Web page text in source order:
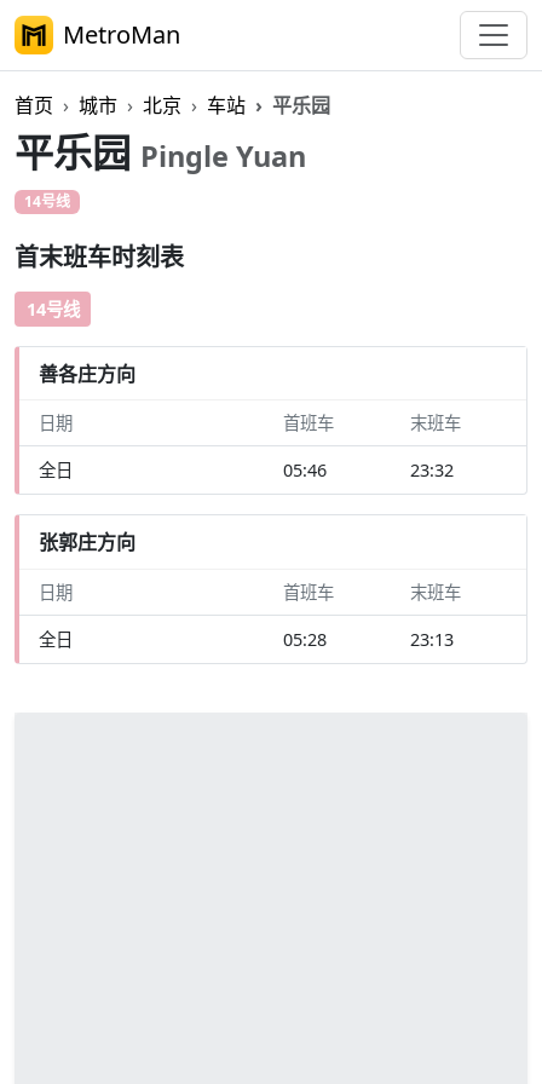
MetroMan
首页 城市 北京 车站 平乐园
平乐园 Pingle Yuan
14号线
首末班车时刻表
14号线
善各庄方向
日期 首班车 末班车
全日 05:46 23:32
张郭庄方向
日期 首班车 末班车
全日 05:28 23:13